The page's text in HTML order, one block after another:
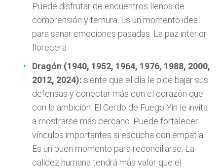
Puede disfrutar de encuentros llenos de
comprensión y ternura. Es un momento ideal
para sanar emociones pasadas. La paz interior
florecerá
Dragón (1940, 1952, 1964, 1976, 1988, 2000,
2012, 2024): siente que el día le pide bajar sus
defensas y conectar más con el corazón que
con la ambición. El Cerdo de Fuego Yin le invita
a mostrarse más cercano. Puede fortalecer
vínculos importantes si escucha con empatía.
Es un buen momento para reconciliarse. La
calidez humana tendrá más valor que el